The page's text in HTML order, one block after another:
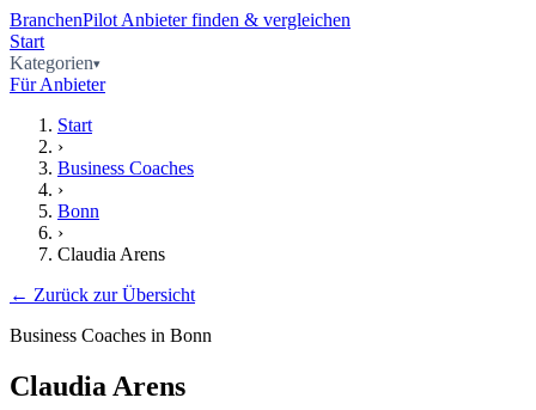
BranchenPilot Anbieter finden & vergleichen
Start
Kategorien
Für Anbieter
Start
›
Business Coaches
›
Bonn
›
Claudia Arens
← Zurück zur Übersicht
Business Coaches in Bonn
Claudia Arens